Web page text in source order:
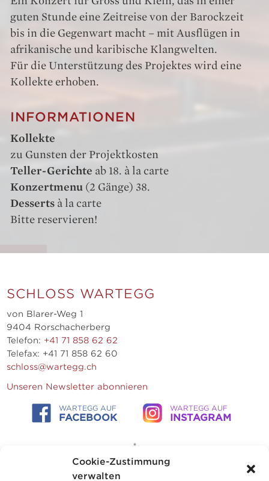
Cookie-Zustimmung
verwalten
guten Stunde eine Zeitreise von der Barockzeit
bis in die Gegenwart macht – mit Ausflügen in
afrikanische und karibische Klangwelten.
Für die Unterstützung des Projektes wird eine
Kollekte erhoben.
INFORMATIONEN
Kollekte
zu Gunsten der Projektkosten
Teller-Gerichte ab 18. à la carte
Konzertmenu (2 Gänge) 38.
Desserts à la carte
Bitte reservieren!
SCHLOSS WARTEGG
von Blarer-Weg 1
9404 Rorschacherberg
Telefon: +41 71 858 62 62
Telefax: +41 71 858 62 60
schloss@wartegg.ch
Unseren Newsletter abonnieren
WARTEGG AUF
FACEBOOK
WARTEGG AUF
INSTAGRAM